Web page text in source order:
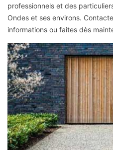
professionnels et des
Ondes et ses environs.
informations ou faites dès